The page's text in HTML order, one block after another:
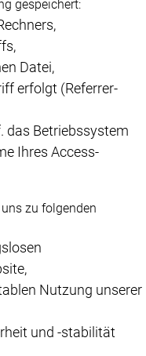
gespeichert:
Datei,
erfolgt (Referrer-
das Betriebssystem
Ihres Access-
zu folgenden
Nutzung unserer
und -stabilität